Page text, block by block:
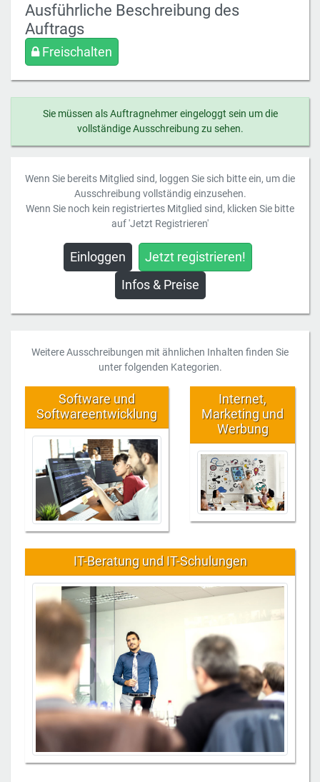
Ausführliche Beschreibung des
Auftrags
Freischalten
Sie müssen als Auftragnehmer eingeloggt sein um die
vollständige Ausschreibung zu sehen.
Wenn Sie bereits Mitglied sind, loggen Sie sich bitte ein, um die
Ausschreibung vollständig einzusehen.
Wenn Sie noch kein registriertes Mitglied sind, klicken Sie bitte
auf 'Jetzt Registrieren'
Einloggen
Jetzt registrieren!
Infos & Preise
Weitere Ausschreibungen mit ähnlichen Inhalten finden Sie
unter folgenden Kategorien.
Software und
Softwareentwicklung
Internet,
Marketing und
Werbung
IT-Beratung und IT-Schulungen